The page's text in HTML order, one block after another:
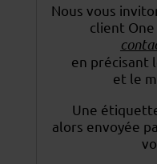
Nous vous
client One
en précisant
et le
Une
alors envoyée